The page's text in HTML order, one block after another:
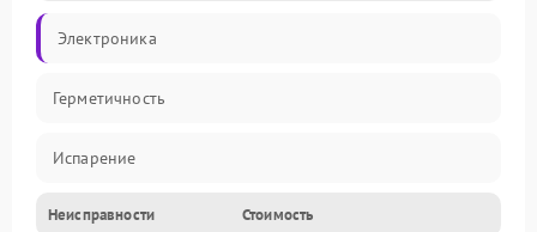
Электроника
Герметичность
Испарение
Водяной тракт
Неисправности Стоимость